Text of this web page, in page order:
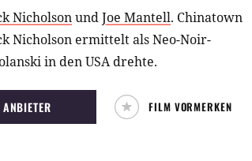
NicholsonundJoe Mantell. Chinatown
Nicholson ermittelt als Neo-Noir-
in den USA drehte.
FILM VORMERKEN